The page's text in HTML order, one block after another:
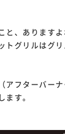
、ありますよ
トグリルはグ
アフターバー
す。